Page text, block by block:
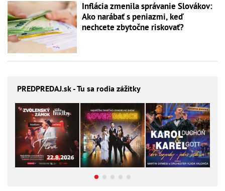
Inflácia zmenila správanie Slovákov:
Ako narábať s peniazmi, keď
nechcete zbytočne riskovať?
PREDPREDAJ.sk - Tu sa rodia zážitky